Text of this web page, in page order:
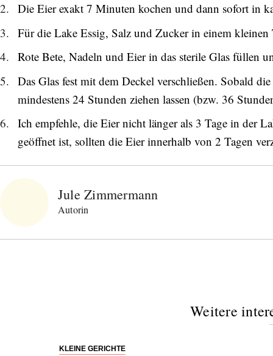
Die Eier exakt 7 Minuten kochen und dann sofort in
Für die Lake Essig, Salz und Zucker in einem
Rote Bete, Nadeln und Eier in das sterile Glas füllen
Das Glas fest mit dem Deckel verschließen. Sobald
mindestens 24 Stunden ziehen lassen (bzw. 36
Ich empfehle, die Eier nicht länger als 3 Tage in der
geöffnet ist, sollten die Eier innerhalb von 2 Tagen
Jule Zimmermann
Autorin
Weitere
KLEINE GERICHTE
Entdecken Sie jede Woche neue schöne
Orte, handverlesene Geheimtipps und